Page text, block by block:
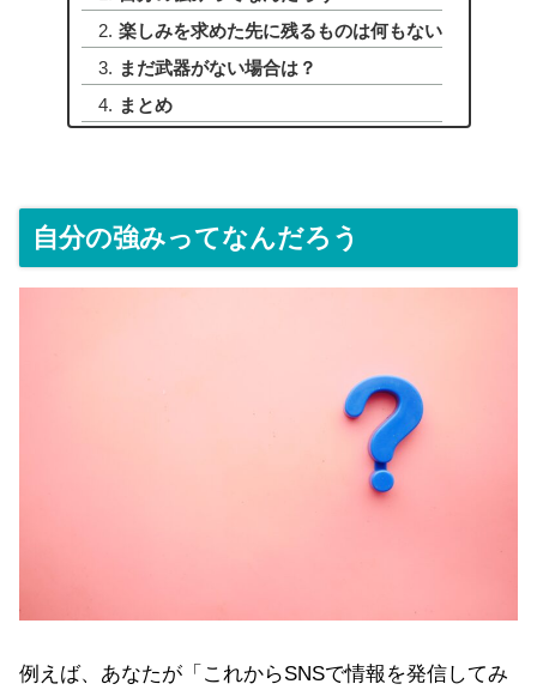
楽しみを求めた先に残るものは何もない
まだ武器がない場合は？
まとめ
自分の強みってなんだろう
例えば、あなたが「これからSNSで情報を発信してみ